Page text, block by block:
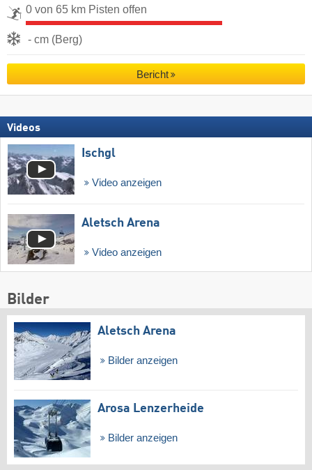
0 von 65 km Pisten offen
- cm (Berg)
Bericht
Videos
Ischgl
Video anzeigen
Aletsch Arena
Video anzeigen
Bilder
Aletsch Arena
Bilder anzeigen
Arosa Lenzerheide
Bilder anzeigen